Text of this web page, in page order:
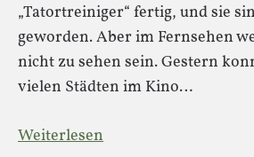
„Tatortreiniger“ fertig, und sie
geworden. Aber im Fernsehen
nicht zu sehen sein. Gestern
vielen Städten im Kino…
Weiterlesen